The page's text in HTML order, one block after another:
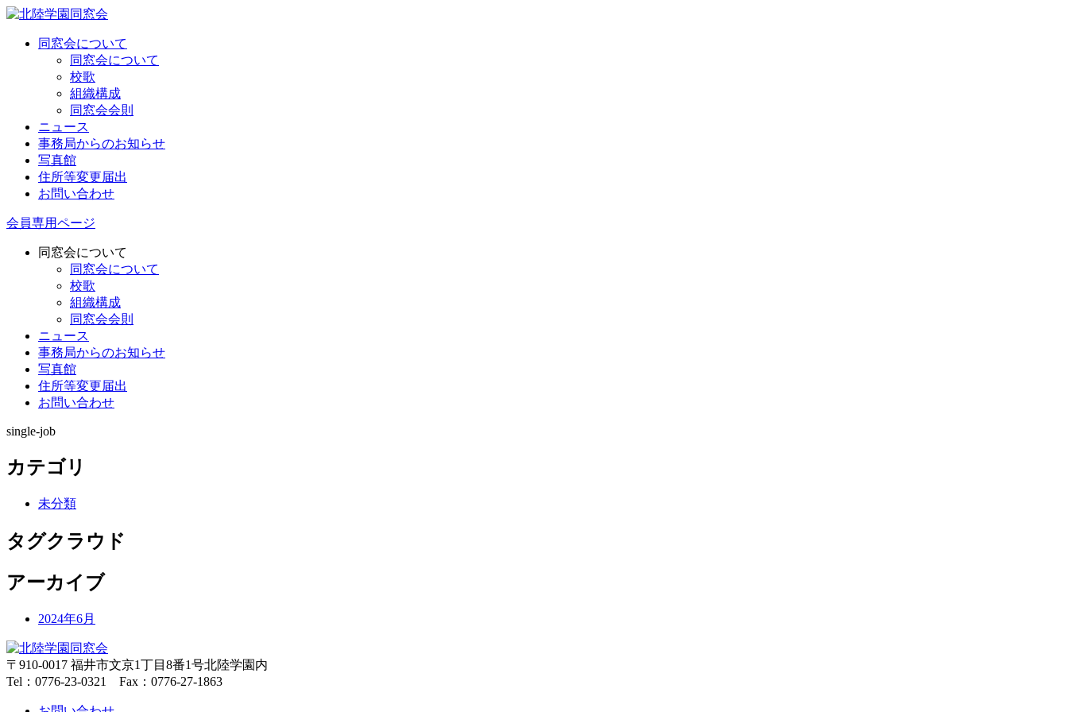
同窓会について
同窓会について
校歌
組織構成
同窓会会則
ニュース
事務局からのお知らせ
写真館
住所等変更届出
お問い合わせ
会員専用ページ
同窓会について
同窓会について
校歌
組織構成
同窓会会則
ニュース
事務局からのお知らせ
写真館
住所等変更届出
お問い合わせ
single-job
カテゴリ
未分類
タグクラウド
アーカイブ
2024年6月
〒910-0017 福井市文京1丁目8番1号北陸学園内
Tel：0776-23-0321 Fax：0776-27-1863